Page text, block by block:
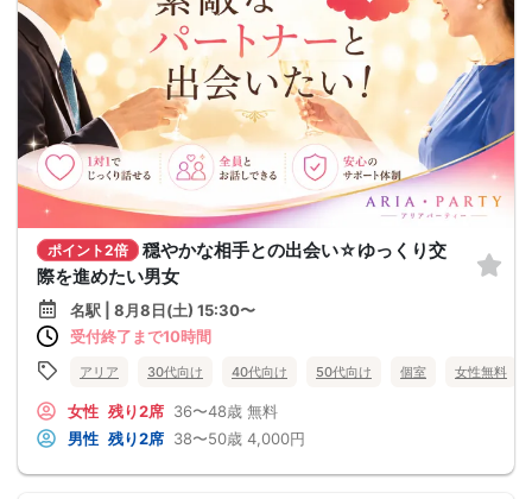
ポイント2倍
穏やかな相手との出会い☆ゆっくり交
際を進めたい男女
名駅 | 8月8日(土) 15:30〜
受付終了まで10時間
アリア 30代向け 40代向け 50代向け 個室 女性無料
女性 残り2席 36〜48歳 無料
男性 残り2席 38〜50歳 4,000円